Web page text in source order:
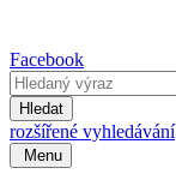
Facebook
Hledat
rozšířené vyhledávání
Menu